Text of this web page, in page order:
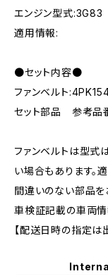
エンジン型式:3G83
適用情報:
●セット内容●
ファンベルト
セット部品 参考品
ファンベルトは型式
い場合もあります。
間違いのない部品
車検証記載の車両情
【配送日時の指定は